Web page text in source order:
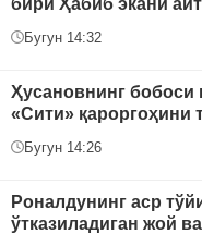
Бугун 14:32
Ҳусановнинг бобоси
«Сити» қароргоҳини
Бугун 14:26
Роналдунинг аср
ўтказиладиган жой